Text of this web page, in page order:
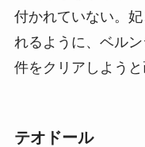
付かれていない。
れるように、ベル
件をクリアしようと
テオドール